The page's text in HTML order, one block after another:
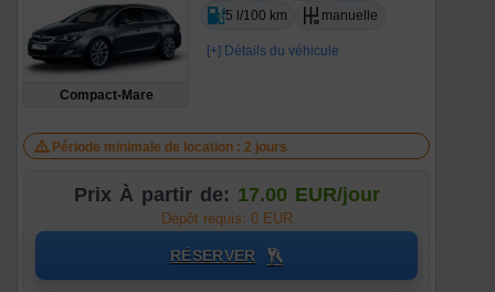
Compact-Mare
5 l/100 km
manuelle
[+] Détails du véhicule
Période minimale de location : 2 jours
Prix À partir de: 17.00 EUR/jour
Dépôt requis: 0 EUR
RÉSERVER